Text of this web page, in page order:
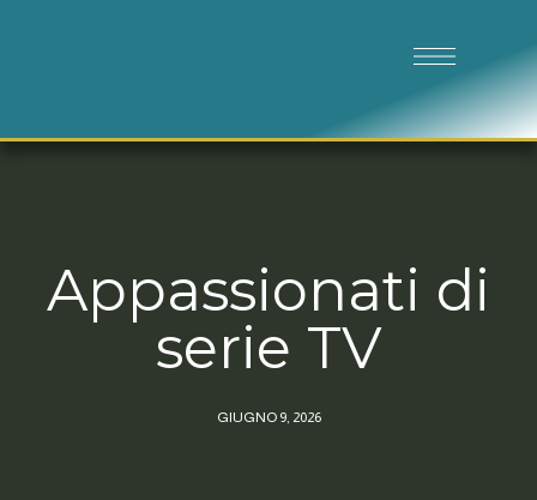
Appassionati di
serie TV
GIUGNO 9, 2026